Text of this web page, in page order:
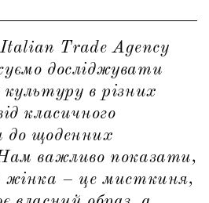
Italian Trade Agency
досліджувати
культуру в різних
класичного
до щоденних
важливо показати,
жінка – це мисткиня,